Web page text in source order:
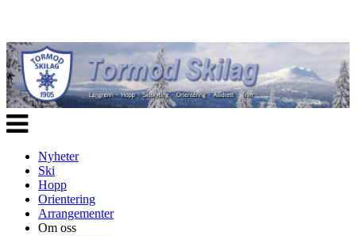
Veksle
navigasjon
Nyheter
Ski
Hopp
Orientering
Arrangementer
Om oss